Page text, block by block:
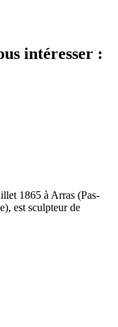
intéresser :
1865 à Arras (Pas-
est sculpteur de